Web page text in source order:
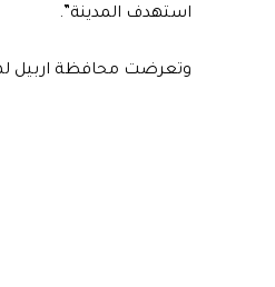
استهدف المدينة”.
وتعرضت محافظة اربيل